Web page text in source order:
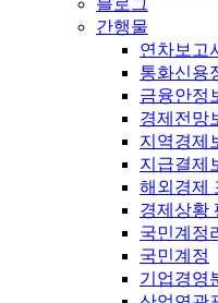
간행물
연차보고
통화신용
금융안정
경제전망
지역경제
지급결제
해외경제
경제상황
국민계정
국민계정
기업경영